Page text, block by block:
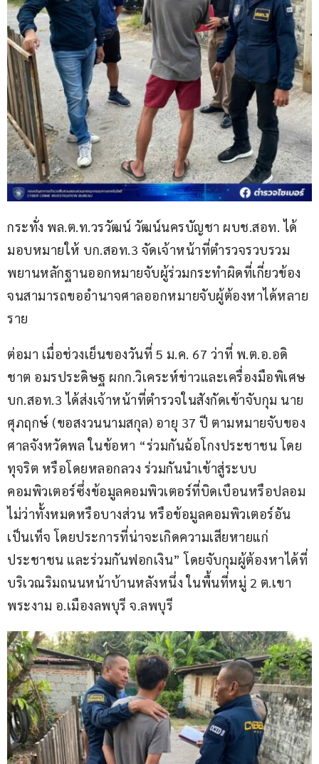
กระทั่ง พล.ต.ท.วรวัฒน์ วัฒน์นครบัญชา ผบช.สอท. ได้
มอบหมายให้ บก.สอท.3 จัดเจ้าหน้าที่ตำรวจรวบรวม
พยานหลักฐานออกหมายจับผู้ร่วมกระทำผิดที่เกี่ยวข้อง
จนสามารถขออำนาจศาลออกหมายจับผู้ต้องหาได้หลาย
ราย
ต่อมา เมื่อช่วงเย็นของวันที่ 5 ม.ค. 67 ว่าที่ พ.ต.อ.อดิ
ชาต อมรประดิษฐ ผกก.วิเคระห์ข่าวและเครื่องมือพิเศษ
บก.สอท.3 ได้ส่งเจ้าหน้าที่ตำรวจในสังกัดเข้าจับกุม นาย
ศุภฤกษ์ (ขอสงวนนามสกุล) อายุ 37 ปี ตามหมายจับของ
ศาลจังหวัดพล ในข้อหา “ร่วมกันฉ้อโกงประชาชน โดย
ทุจริต หรือโดยหลอกลวง ร่วมกันนำเข้าสู่ระบบ
คอมพิวเตอร์ซึ่งข้อมูลคอมพิวเตอร์ที่บิดเบือนหรือปลอม
ไม่ว่าทั้งหมดหรือบางส่วน หรือข้อมูลคอมพิวเตอร์อัน
เป็นเท็จ โดยประการที่น่าจะเกิดความเสียหายแก่
ประชาชน และร่วมกันฟอกเงิน” โดยจับกุมผู้ต้องหาได้ที่
บริเวณริมถนนหน้าบ้านหลังหนึ่ง ในพื้นที่หมู่ 2 ต.เขา
พระงาม อ.เมืองลพบุรี จ.ลพบุรี